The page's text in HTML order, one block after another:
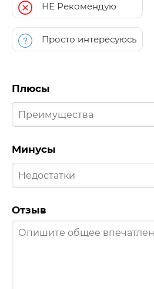
НЕ Рекомендую
Просто интересуюсь
Плюсы
Минусы
Отзыв